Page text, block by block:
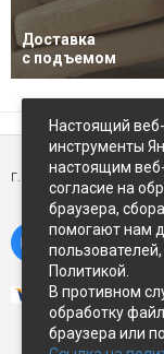
Доставка
с подъемом
г. Петропавловск-
Настоящий
инструменты
настоящим
согласие на
браузера,
помогают нам
Политикой.
В противном
обработку
браузера или